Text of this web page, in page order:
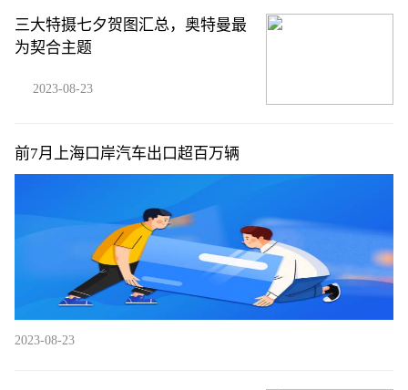
三大特摄七夕贺图汇总，奥特曼最
为契合主题
2023-08-23
前7月上海口岸汽车出口超百万辆
2023-08-23